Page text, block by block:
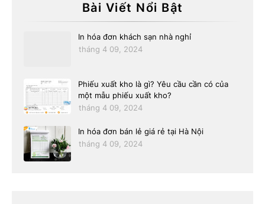
Bài Viết Nổi Bật
In hóa đơn khách sạn nhà nghỉ
tháng 4 09, 2024
Phiếu xuất kho là gì? Yêu cầu cần có của
một mẫu phiếu xuất kho?
tháng 4 09, 2024
In hóa đơn bán lẻ giá rẻ tại Hà Nội
tháng 4 09, 2024